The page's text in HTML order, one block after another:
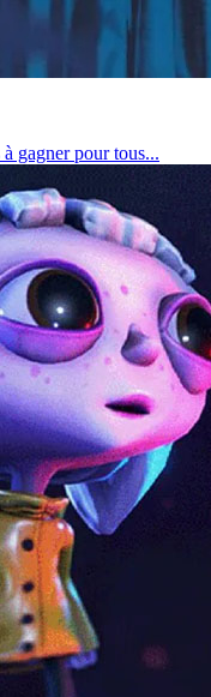
gagner pour tous...